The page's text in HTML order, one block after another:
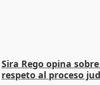
Sira Rego opina
respeto al proceso